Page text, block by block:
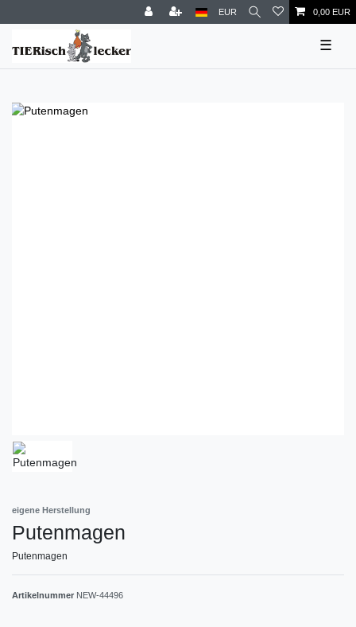
EUR 0,00 EUR
☰
eigene Herstellung
Putenmagen
Putenmagen
Artikelnummer NEW-44496